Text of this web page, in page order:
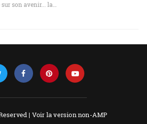
sur son avenir... la…
| Voir la version non-AMP